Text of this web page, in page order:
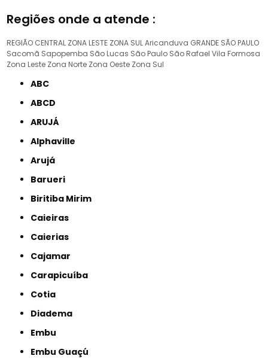
Regiões onde a atende :
REGIÃO CENTRAL ZONA LESTE ZONA SULAricanduva GRANDE SÃO PAULO
Sacomã Sapopemba São Lucas São Paulo São Rafael Vila Formosa
Zona Leste Zona Norte Zona Oeste Zona Sul
ABC
ABCD
ARUJÁ
Alphaville
Arujá
Barueri
Biritiba Mirim
Caieiras
Caierias
Cajamar
Carapicuíba
Cotia
Diadema
Embu
Embu Guaçú